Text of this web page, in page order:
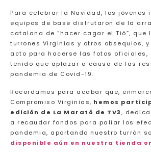
Para celebrar la Navidad, los jóvenes
equipos de base disfrutaron de la
catalana de “hacer cagar el Tió”, que
turrones Virginias y otros obsequios,
acto para hacerse las fotos oficiales,
tenido que aplazar a causa de las
pandemia de Covid-19.
Recordamos para acabar que,
Compromiso Virginias, hemos
edición de La Marató de TV3,
a recaudar fondos para paliar los
pandemia, aportando nuestro turrón
disponible aún en nuestra tienda